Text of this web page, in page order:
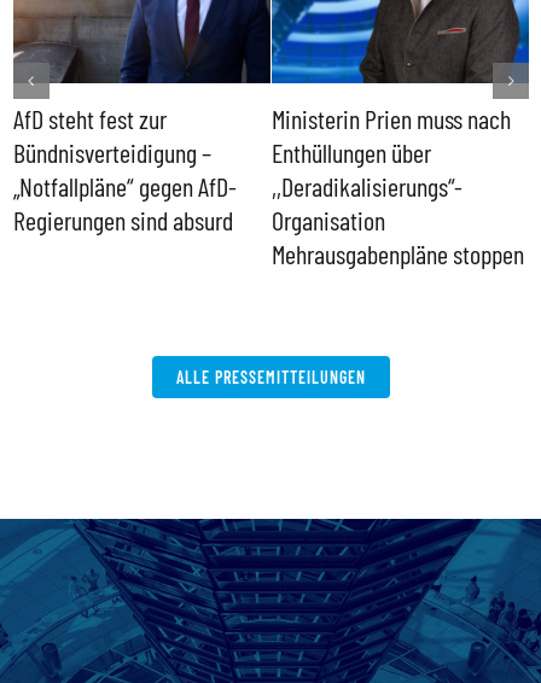
AfD steht fest zur
Bündnisverteidigung –
„Notfallpläne“ gegen AfD-
Regierungen sind absurd
Ministerin Prien muss nach
Enthüllungen über
,,Deradikalisierungs“-
Organisation
Mehrausgabenpläne stoppen
ALLE PRESSEMITTEILUNGEN